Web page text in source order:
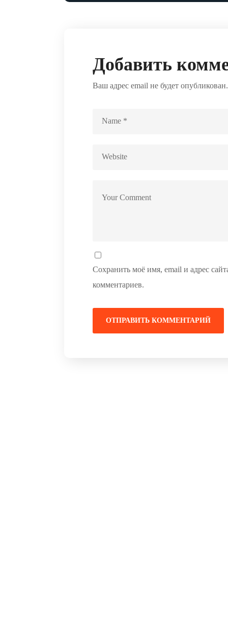
Добавить
Ваш адрес email не будет опубликован.
Сохранить моё имя, email и адрес
комментариев.